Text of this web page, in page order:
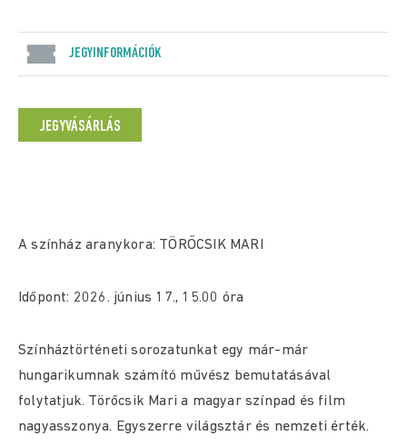
JEGYINFORMÁCIÓK
JEGYVÁSÁRLÁS
A színház aranykora: TÖRŐCSIK MARI
Időpont: 2026. június 17., 15.00 óra
Színháztörténeti sorozatunkat egy már-már
hungarikumnak számító művész bemutatásával
folytatjuk. Törőcsik Mari a magyar színpad és film
nagyasszonya. Egyszerre világsztár és nemzeti érték.